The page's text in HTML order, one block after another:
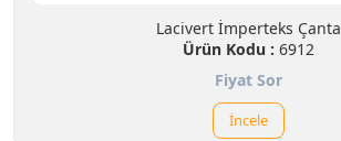
Lacivert İmperteks Çanta
Ürün Kodu : 6912
Fiyat Sor
İncele